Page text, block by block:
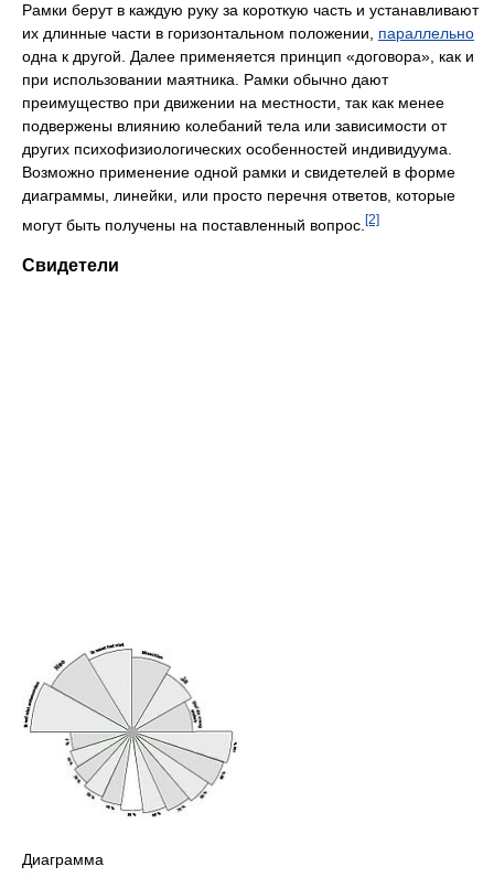
Рамки берут в каждую руку за короткую часть и устанавливают
их длинные части в горизонтальном положении, параллельно
одна к другой. Далее применяется принцип «договора», как и
при использовании маятника. Рамки обычно дают
преимущество при движении на местности, так как менее
подвержены влиянию колебаний тела или зависимости от
других психофизиологических особенностей индивидуума.
Возможно применение одной рамки и свидетелей в форме
диаграммы, линейки, или просто перечня ответов, которые
могут быть получены на поставленный вопрос. [2]
Свидетели
Диаграмма